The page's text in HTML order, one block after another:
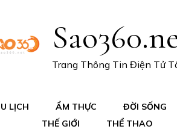
Trang Thông Tin Điện Tử
LỊCH ẨM THỰC ĐỜI SỐNG
THẾ GIỚI
THỂ THAO